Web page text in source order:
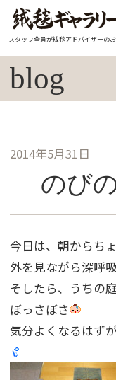
スタッフ全員が絨毯アドバイザーの
blog
2014年5月31日
のび
今日は、朝からち
外を見ながら深呼
そしたら、うちの
ぼっさぼさ
気分よくなるはず